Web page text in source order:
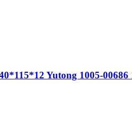
Yutong 1005-00686